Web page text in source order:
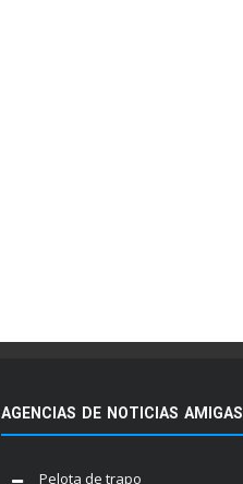
AGENCIAS DE NOTICIAS AMIGAS
Pelota de trapo